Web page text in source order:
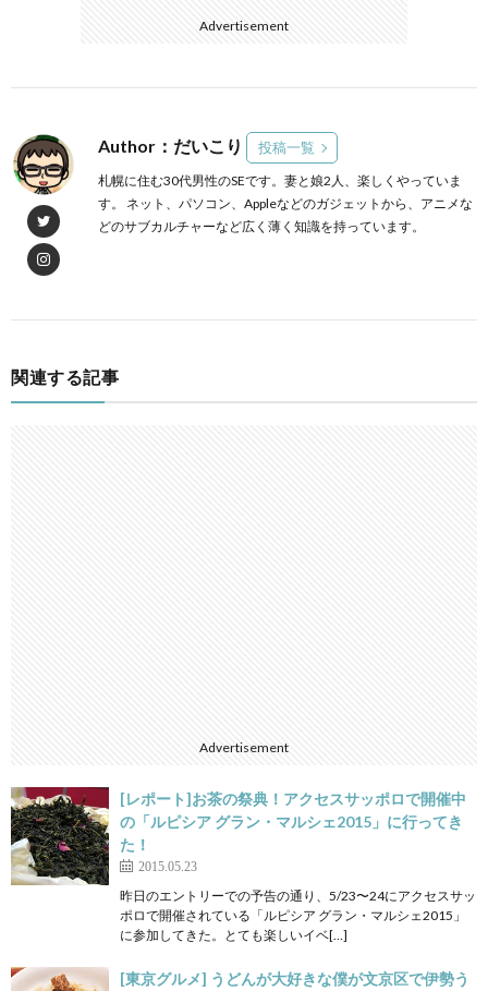
Advertisement
Author：だいこり 投稿一覧
札幌に住む30代男性のSEです。妻と娘2人、楽しくやっていま
す。 ネット、パソコン、Appleなどのガジェットから、アニメな
どのサブカルチャーなど広く薄く知識を持っています。
関連する記事
Advertisement
[レポート]お茶の祭典！アクセスサッポロで開催中
の「ルピシア グラン・マルシェ2015」に行ってき
た！
2015.05.23
昨日のエントリーでの予告の通り、5/23〜24にアクセスサッ
ポロで開催されている「ルピシア グラン・マルシェ2015」
に参加してきた。とても楽しいイベ[…]
[東京グルメ] うどんが大好きな僕が文京区で伊勢う